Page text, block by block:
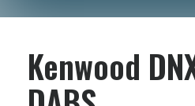
Kenwood